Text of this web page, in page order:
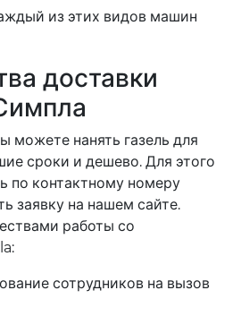
из этих видов машин
доставки
можете нанять газель для
сроки и дешево. Для этого
по контактному номеру
заявку на нашем сайте.
работы со
сотрудников на вызов